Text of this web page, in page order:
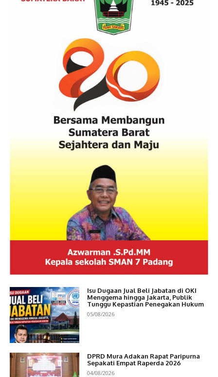
Isu Dugaan Jual Beli Jabatan di OKI
Menggema hingga Jakarta, Publik
Tunggu Kepastian Penegakan Hukum
05/08/2026
DPRD Mura Adakan Rapat Paripurna
Sepakati Empat Raperda 2026
04/08/2026